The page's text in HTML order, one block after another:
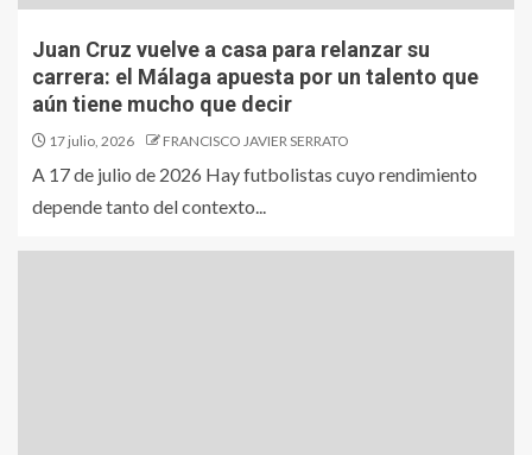
Juan Cruz vuelve a casa para relanzar su
carrera: el Málaga apuesta por un talento que
aún tiene mucho que decir
17 julio, 2026 FRANCISCO JAVIER SERRATO
A 17 de julio de 2026 Hay futbolistas cuyo rendimiento
depende tanto del contexto...